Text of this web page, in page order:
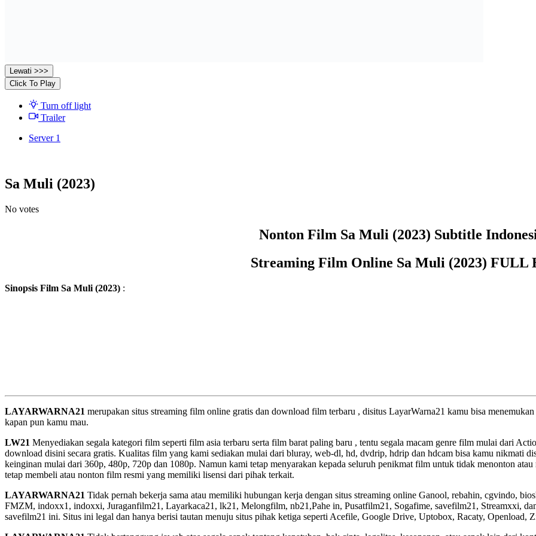
Lewati >>>
Click To Play
Turn off light
Trailer
Server 1
Sa Muli (2023)
No votes
Nonton Film Sa Muli (2023) Subtitle
Streaming Film Online Sa Muli (2023) FULL
Sinopsis Film Sa Muli (2023) :
LAYARWARNA21 merupakan situs streaming film online gratis dan download film terbaru , disitus LayarWarna21 kamu bisa
kapan pun kamu mau.
LW21 Menyediakan segala kategori film seperti film asia terbaru serta film barat paling baru , tentu segala macam genre film mulai dari
download disini secara gratis. Kualitas film yang kami sediakan mulai dari bluray, web-dl, hd, dvdrip, hdrip dan hdcam bisa kamu nikmati
keinginan mulai dari 360p, 480p, 720p dan 1080p. Namun kami tetap menyarakan kepada seluruh penikmat film untuk tidak menonton
tetap membeli atau nonton film resmi yang memiliki lisensi dari pihak terkait.
LAYARWARNA21 Tidak pernah bekerja sama atau memiliki hubungan kerja dengan situs streaming online Ganool, rebahin, cgvindo,
FMZM, indoxx1, indoxxi, Juraganfilm21, Layarkaca21, lk21, Melongfilm, nb21,Pahe in, Pusatfilm21, Sogafime, savefilm21, Streamxxi,
savefilm21 ini. Situs ini legal dan hanya berisi tautan menuju situs pihak ketiga seperti Acefile, Google Drive, Uptobox, Racaty, Openload,